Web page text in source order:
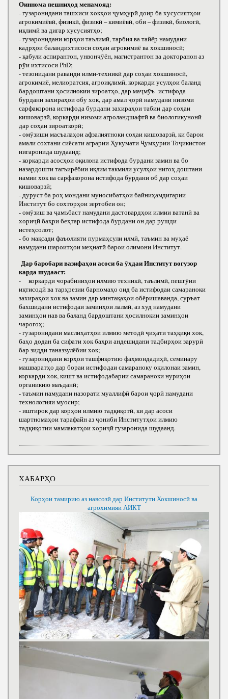
Оиннома пешниҳод менамояд:
- гузаронидани ташхиси хокҳои ҷумҳурӣ доир ба хусусиятҳои
агрокимиёвӣ, физикӣ, физикӣ – кимиёвӣ, оби – физикӣ, биологӣ,
иқлимӣ ва дигар хусусиятҳо;
- гузаронидани корҳои таълимӣ, тарбия ва тайёр намудани
кадрҳои баландихтисоси соҳаи агрокимиё ва хокшиносӣ;
- қабули аспирантон, унвонҷӯён, магистрантон ва докторанон аз
рӯи ихтисоси РhD;
- тезонидани раванди илми-техникӣ дар соҳаи хокшиносӣ,
агрокимиё, мелиоратсия, агроиқлимӣ, коркарди усулҳои баланд
бардоштани ҳосилнокии зироатҳо, дар маҷмӯъ истифода
бурдани захираҳои обу хок, дар амал ҷорӣ намудани низоми
сарфакорона истифода бурдани захираҳои табии дар соҳаи
кишоварзӣ, коркарди низоми агроландшафтӣ ва биологикунонӣ
дар соҳаи зироаткорӣ;
- омӯзиши масъалаҳои афзалиятноки соҳаи кишоварзӣ, ки барои
амали сохтани сиёсати аграрии Ҳукумати Ҷумҳурии Тоҷикистон
нигаронида шудаанд;
- коркарди асосҳои оқилона истифода бурдани замин ва бо
назардошти тағъирёбии иқлим такмили усулҳои нигоҳ доштани
намии хок ва сарфакорона истифода бурдани об дар соҳаи
кишоварзӣ;
- дуруст ба роҳ мондани муносибатҳои байниҳамдигарии
Институт бо сохторҳои зертобеи он;
- омӯзиш ва ҷамъбаст намудани дастовардҳои илмии ватанӣ ва
хориҷӣ баҳри беҳтар истифода бурдани он дар рушди
истеҳсолот;
- бо мақсади фаъолияти пурмаҳсули илмӣ, таъмин ва муҳаё
намудани шароитҳои меҳнатӣ барои олимони Институт.
Дар баробари вазифаҳои асоси ба ӯҳдаи Институт вогузор
карда шудааст:
- коркарди чорабиниҳои илмию техникӣ, таълимӣ, пешгӯии
иқтисодӣ ва тарҳрезии барномаҳо оид ба истифодаи самараноки
захираҳои хок ва замин дар минтақаҳои обёришаванда, суръат
бахшидани истифодаи заминҳои лалмӣ, аз худ намудани
заминҳои нав ва баланд бардоштани ҳосилнокии заминҳои
чарогоҳ;
- гузаронидани маслиҳатҳои илмию методӣ ҷиҳати таҳқиқи хок,
баҳо додан ба сифати хок баҳри андешидани тадбирҳои зарурӣ
бар зидди таназзулёбии хок;
- гузаронидани корҳои ташфиқотию фаҳмондадиҳӣ, семинару
машваратҳо дар бораи истифодаи самараноку оқилонаи замин,
коркарди хок, кишт ва истифодабарии самараноки нуриҳои
органикию маъданӣ;
- таъмин намудани назорати муаллифӣ барои ҷорӣ намудани
технологияи муосир;
- иштирок дар корҳои илмию тадқиқотӣ, ки дар асоси
шартномаҳои тарафайн аз ҷониби Институтҳои илмию
тадқиқотии мамлакатҳои хориҷӣ гузаронида шудаанд.
ХАБАРҲО
Корҳои тамирию аз навсозӣ дар Институти Хокшиносӣ ва
агрохимияи АИКТ